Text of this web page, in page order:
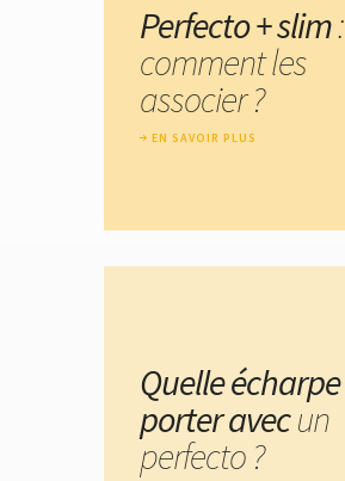
Perfecto + slim:
comment les
associer ?
EN SAVOIR PLUS
Quelle écharpe
porter avecun
perfecto ?